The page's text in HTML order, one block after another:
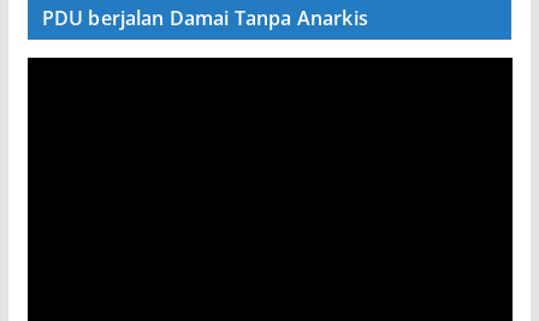
PDU berjalan Damai Tanpa Anarkis